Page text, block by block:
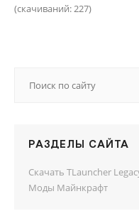
(cкачиваний: 227)
РАЗДЕЛЫ САЙТА
Скачать TLauncher
Моды Майнкрафт